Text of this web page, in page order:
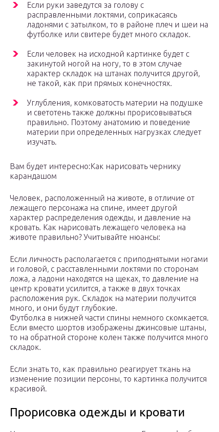
Если руки заведутся за голову с
расправленными локтями, соприкасаясь
ладонями с затылком, то в районе плеч и шеи на
футболке или свитере будет много складок.
Если человек на исходной картинке будет с
закинутой ногой на ногу, то в этом случае
характер складок на штанах получится другой,
не такой, как при прямых конечностях.
Углубления, комковатость материи на подушке
и светотень также должны прорисовываться
правильно. Поэтому анатомию и поведение
материи при определенных нагрузках следует
изучать.
Вам будет интересно:Как нарисовать чернику
карандашом
Человек, расположенный на животе, в отличие от
лежащего персонажа на спине, имеет другой
характер распределения одежды, и давление на
кровать. Как нарисовать лежащего человека на
животе правильно? Учитывайте нюансы:
Если личность располагается с приподнятыми ногами
и головой, с расставленными локтями по сторонам
ложа, а ладони находятся на щеках, то давление на
центр кровати усилится, а также в двух точках
расположения рук. Складок на материи получится
много, и они будут глубокие.
Футболка в нижней части спины немного скомкается.
Если вместо шортов изображены джинсовые штаны,
то на обратной стороне колен также получится много
складок.
Если знать то, как правильно реагирует ткань на
изменение позиции персоны, то картинка получится
красивой.
Прорисовка одежды и кровати